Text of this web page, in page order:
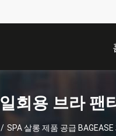
일회용 브라 팬
/ SPA 살롱 제품 공급 BAGEASE